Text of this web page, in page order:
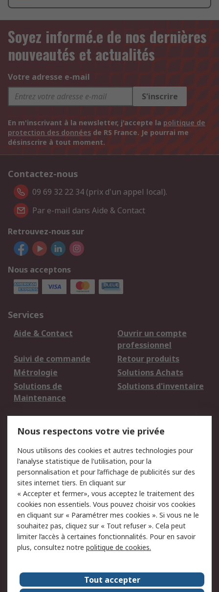
Soyez informé.e de nos dernières
nouveautés et actualités
Votre adresse e-mail
S'inscrire
En m'inscrivant à la newsletter, j'accepte la politique de
protection des données de RS France. Je pourrai me
désinscrire à tout moment.
Contactez-nous
09 69 32 22 34 (prix d'un appel local).
Par e-mail dans Aide & Contact
Retrouvez-nous sur
Nous acceptons
Services
Aide & Contact
Ouvrir un compte
professionnel
Suivi de commande
Retour produits
Métrologie
Solutions Achats
Solutions de
Maintenance
Solutions d'inventaire
du site
Politique de protection
des données - Mise à
jour
Sécurité des E-mails
Conditions générales
de vente
Politique anti-
corruption
Campagnes marketing
A propos de RS
A propos de RS France
Evénements
Le groupe RS Group Plc
Presse
Nous respectons votre vie privée
Nous utilisons des cookies et autres technologies pour
l'analyse statistique de l'utilisation, pour la
personnalisation et pour l’affichage de publicités sur des
sites internet tiers. En cliquant sur
« Accepter et fermer», vous acceptez le traitement des
cookies non essentiels. Vous pouvez choisir vos cookies
en cliquant sur « Paramétrer mes cookies ». Si vous ne le
souhaitez pas, cliquez sur « Tout refuser ». Cela peut
limiter l’accès à certaines fonctionnalités. Pour en savoir
plus, consultez notre politique de cookies.
Tout accepter